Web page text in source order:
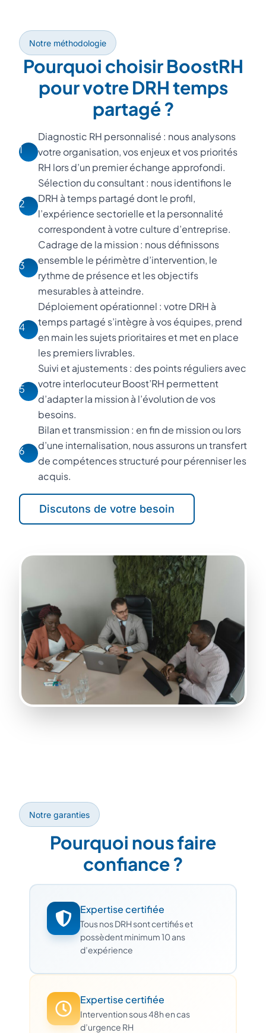
Notre méthodologie
Pourquoi choisir BoostRH
pour votre DRH temps
partagé ?
1
Diagnostic RH personnalisé : nous analysons
votre organisation, vos enjeux et vos priorités
RH lors d’un premier échange approfondi.
2
Sélection du consultant : nous identifions le
DRH à temps partagé dont le profil,
l’expérience sectorielle et la personnalité
correspondent à votre culture d’entreprise.
3
Cadrage de la mission : nous définissons
ensemble le périmètre d’intervention, le
rythme de présence et les objectifs
mesurables à atteindre.
4
Déploiement opérationnel : votre DRH à
temps partagé s’intègre à vos équipes, prend
en main les sujets prioritaires et met en place
les premiers livrables.
5
Suivi et ajustements : des points réguliers avec
votre interlocuteur Boost’RH permettent
d’adapter la mission à l’évolution de vos
besoins.
6
Bilan et transmission : en fin de mission ou lors
d’une internalisation, nous assurons un transfert
de compétences structuré pour pérenniser les
acquis.
Discutons de votre besoin
Notre garanties
Pourquoi nous faire
confiance ?
Expertise certifiée
Tous nos DRH sont certifiés et
possèdent minimum 10 ans
d’expérience
Expertise certifiée
Intervention sous 48h en cas
d’urgence RH